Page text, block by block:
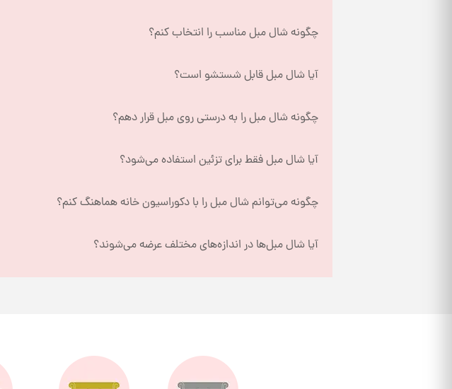
چگونه شال مبل مناسب را انتخاب کنم؟
آیا شال مبل قابل شستشو است؟
چگونه شال مبل را به درستی روی مبل قرار دهم؟
آیا شال مبل فقط برای تزئین استفاده می‌شود؟
چگونه می‌توانم شال مبل را با دکوراسیون خانه هماهنگ کنم؟
آیا شال مبل‌ها در اندازه‌های مختلف عرضه می‌شوند؟